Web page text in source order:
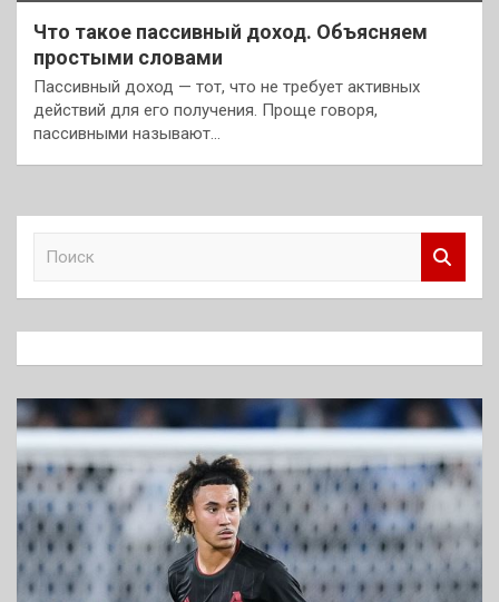
Что такое пассивный доход. Объясняем
простыми словами
Пассивный доход — тот, что не требует активных
действий для его получения. Проще говоря,
пассивными называют…
к